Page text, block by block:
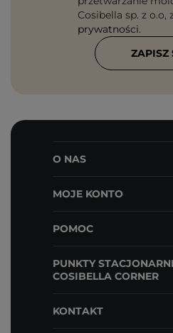
Cosibella sp. z o.o,
prywatności.
ZAPISZ
O NAS
MOJE KONTO
POMOC
PUNKTY
COSIBELLA CORNER
KONTAKT